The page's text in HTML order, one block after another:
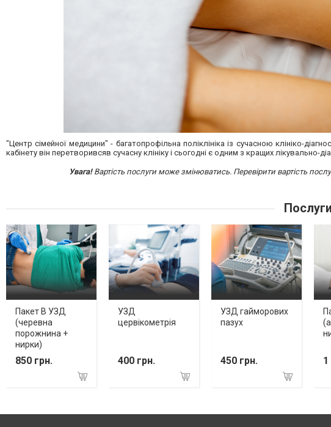
"Центр сімейної медицини" - багатопрофільна поліклініка із сучасною клініко-
кабінету він перетворивсяв сучасну клініку і сьогодні є одним з кращих лікувально-
Увага! Вартість послуги може змінюватись. Перевірити вартість
Послуги
Пакет В УЗД
(черевна
порожнина +
нирки)
850 грн.
УЗД
цервікометрія
400 грн.
УЗД гайморових
пазух
450 грн. 1